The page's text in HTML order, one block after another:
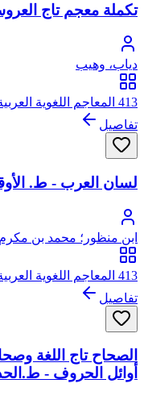
تكملة معجم تاج
دياب، وهيب
413 المعاجم اللغوية العربية
تفاصيل
لسان العرب - ط.
ابن منظور؛ محمد بن
منظور الأنصاري
413 المعاجم اللغوية العربية
تفاصيل
الصحاح تاج اللغة
أوائل الحروف -